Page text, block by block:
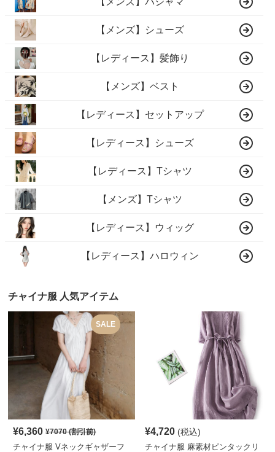
【メンズ】シューズ
【レディース】髪飾り
【メンズ】ベスト
【レディース】セットアップ
【レディース】シューズ
【レディース】Tシャツ
【メンズ】Tシャツ
【レディース】ウィッグ
【レディース】ハロウィン
チャイナ服 人気アイテム
SALE
¥6,360 ¥7070(割引前)
チャイナ服 Vネックギャザーフ
¥4,720 (税込)
チャイナ服 麻素材ピンタックリ